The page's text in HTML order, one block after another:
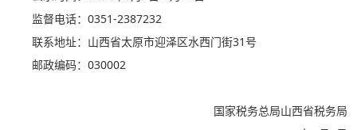
监督电话：0351-2387232
联系地址：山西省太原市迎泽区水西门街31号
邮政编码：030002
国家税务总局山西省税务局